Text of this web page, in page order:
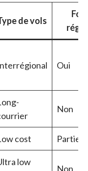
de vols
Oui
Non
cost
low
Non